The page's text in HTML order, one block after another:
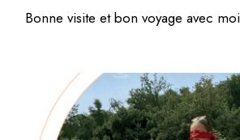
Bonne visite et bon voyage avec moi